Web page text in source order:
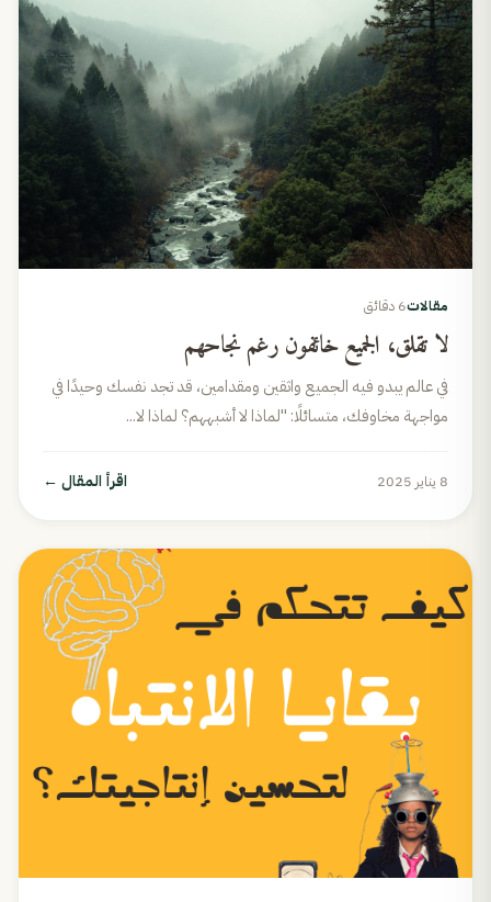
مقالات6 دقائق
لا تقلق، الجميع خائفون رغم نجاحهم
في عالم يبدو فيه الجميع واثقين ومقدامين، قد تجد نفسك وحيدًا في
مواجهة مخاوفك، متسائلًا: "لماذا لا أشبههم؟ لماذا لا...
8 يناير 2025 اقرأ المقال ←